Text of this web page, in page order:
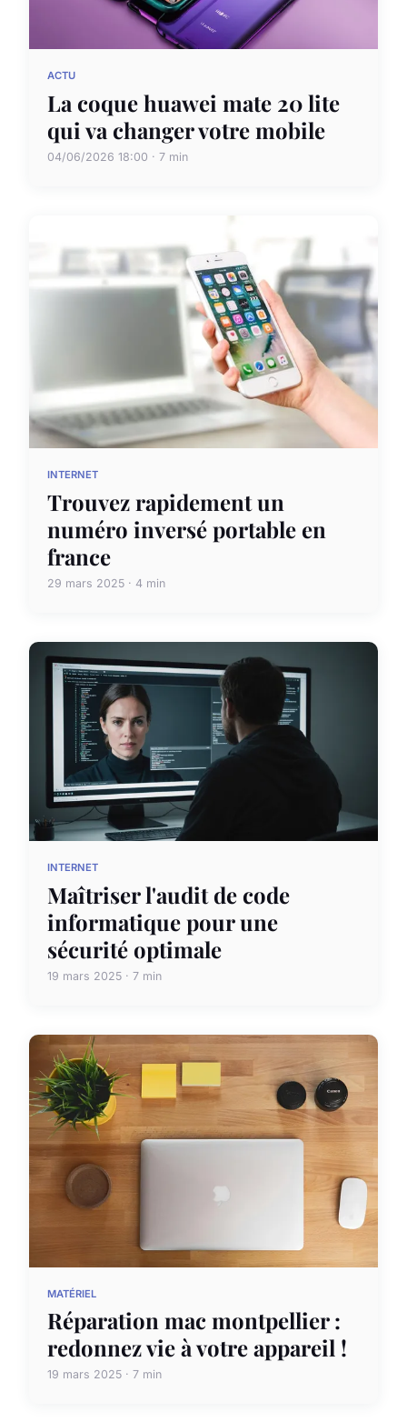
ACTU
La coque huawei mate 20 lite
qui va changer votre mobile
04/06/2026 18:00 · 7 min
INTERNET
Trouvez rapidement un
numéro inversé portable en
france
29 mars 2025 · 4 min
INTERNET
Maîtriser l'audit de code
informatique pour une
sécurité optimale
19 mars 2025 · 7 min
MATÉRIEL
Réparation mac montpellier :
redonnez vie à votre appareil !
19 mars 2025 · 7 min